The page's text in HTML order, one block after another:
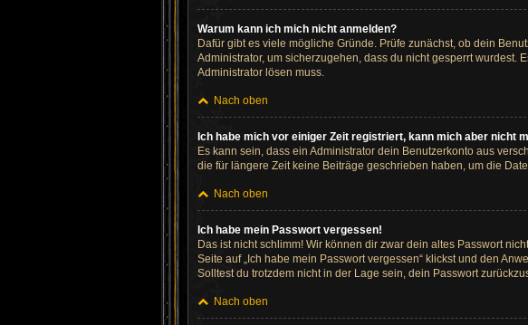
Warum kann ich mich nicht anmelden?
Dafür gibt es viele mögliche Gründe. Prüfe zunächst, ob dein
Administrator, um sicherzugehen, dass du nicht gesperrt wurdest.
Administrator lösen muss.
Nach oben
Ich habe mich vor einiger Zeit registriert, kann mich aber nicht
Es kann sein, dass ein Administrator dein Benutzerkonto aus
die für längere Zeit keine Beiträge geschrieben haben, um die
Nach oben
Ich habe mein Passwort vergessen!
Das ist nicht schlimm! Wir können dir zwar dein altes Passwort
Seite auf „Ich habe mein Passwort vergessen“ klickst und den
Solltest du trotzdem nicht in der Lage sein, dein Passwort
Nach oben